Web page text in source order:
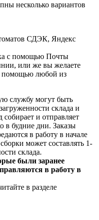
несколько вариантов
СДЭК, Яндекс
с помощью Почты
или же вы желаете
помощью любой из
службу могут быть
склада и
собирает и отправляет
в будние дни. Заказы
в работу в начале
может составлять 1-
склада.
были заранее
в работу в
в разделе